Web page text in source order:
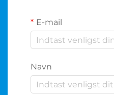
E-mail
Navn